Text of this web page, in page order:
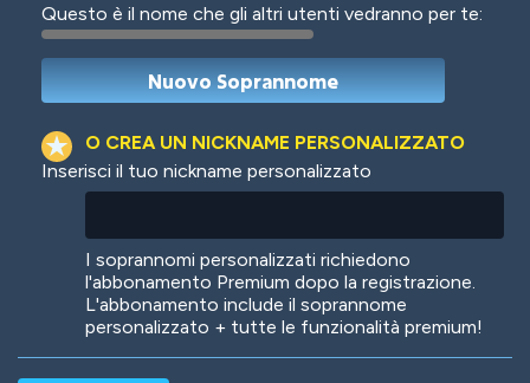
Woof Jungle Cats
Questo è il nome che gli altri utenti vedranno per te:
O CREA UN NICKNAME PERSONALIZZATO
Inserisci il tuo nickname personalizzato
I soprannomi personalizzati richiedono
l'abbonamento Premium dopo la registrazione.
L'abbonamento include il soprannome
personalizzato + tutte le funzionalità premium!